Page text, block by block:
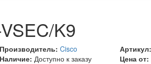
K9
Производитель: Cisco
Наличие: Доступно к заказу Цена от: